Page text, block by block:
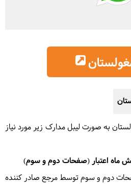
به صورت لیبل مدارک زیر مورد نیاز
ماه اعتبار ‏(صفحات ‏دوم ‏و ‏سوم)
دوم و سوم توسط مرجع صادر کننده